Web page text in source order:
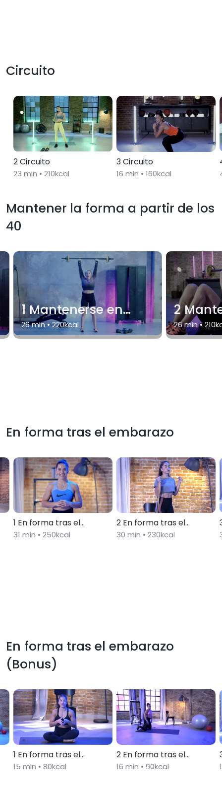
Circuito
2 Circuito
23 min • 210kcal
3 Circuito
16 min • 160kcal
Mantener la forma a partir de los
40
1 Mantenerse en
forma a partir de los
26min •220kcal
2
forma
26min •210
En forma tras el embarazo
1 En forma tras el
embarazo
31 min • 250kcal
2 En forma tras el
embarazo
30 min • 230kcal
En forma tras el embarazo
(Bonus)
1 En forma tras el
embarazo (Bonus)
15 min • 80kcal
2 En forma tras el
embarazo (Bonus)
16 min • 90kcal